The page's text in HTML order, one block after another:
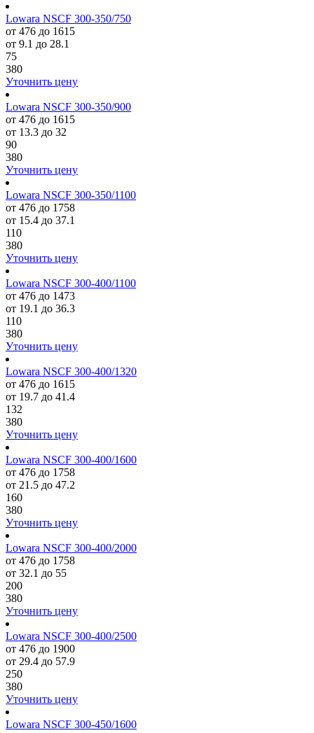
Lowara NSCF 300-350/750
от 476 до 1615
от 9.1 до 28.1
75
380
Уточнить цену
Lowara NSCF 300-350/900
от 476 до 1615
от 13.3 до 32
90
380
Уточнить цену
Lowara NSCF 300-350/1100
от 476 до 1758
от 15.4 до 37.1
110
380
Уточнить цену
Lowara NSCF 300-400/1100
от 476 до 1473
от 19.1 до 36.3
110
380
Уточнить цену
Lowara NSCF 300-400/1320
от 476 до 1615
от 19.7 до 41.4
132
380
Уточнить цену
Lowara NSCF 300-400/1600
от 476 до 1758
от 21.5 до 47.2
160
380
Уточнить цену
Lowara NSCF 300-400/2000
от 476 до 1758
от 32.1 до 55
200
380
Уточнить цену
Lowara NSCF 300-400/2500
от 476 до 1900
от 29.4 до 57.9
250
380
Уточнить цену
Lowara NSCF 300-450/1600